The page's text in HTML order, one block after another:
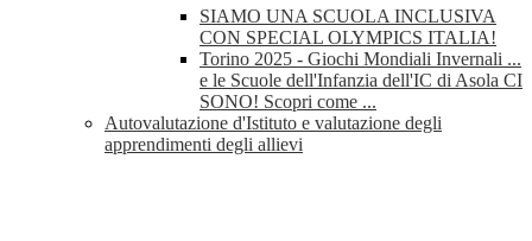
SIAMO UNA SCUOLA INCLUSIVA
CON SPECIAL OLYMPICS ITALIA!
Torino 2025 - Giochi Mondiali Invernali ...
e le Scuole dell'Infanzia dell'IC di Asola CI
SONO! Scopri come ...
Autovalutazione d'Istituto e valutazione degli
apprendimenti degli allievi